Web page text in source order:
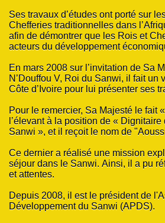
Ses travaux d’études ont porté sur
Chefferies traditionnelles dans
afin de démontrer que les Rois et
acteurs du développement
En mars 2008 sur l’invitation de Sa
N’Douffou V, Roi du Sanwi, il fait un
Côte d’Ivoire pour lui présenter ses
Pour le remercier, Sa Majesté le fait
l’élevant à la position de «
Sanwi », et il reçoit le nom de
Ce dernier a réalisé une mission
séjour dans le Sanwi. Ainsi, il a pu
et attentes.
Depuis 2008, il est le président de
Développement du Sanwi (APDS).
DU SANWI